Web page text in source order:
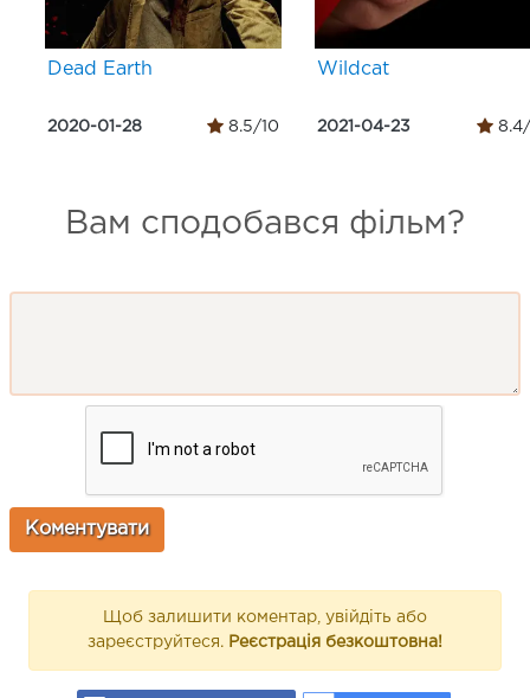
Dead Earth
2020-01-28 8.5/10
Wildcat
2021-04-23 8.4/
Вам сподобався фільм?
Щоб залишити коментар, увійдіть або
зареєструйтеся. Реєстрація безкоштовна!